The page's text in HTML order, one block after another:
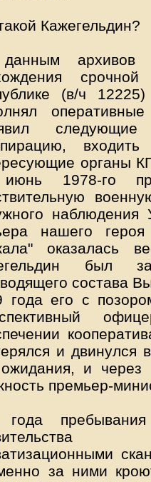
Кажегельдин?
(в/ч
органы
1978-го
наблюдения
нашего
оказалась
был
состава
года его с
и двинулся
и через
премьер-
года
за ними